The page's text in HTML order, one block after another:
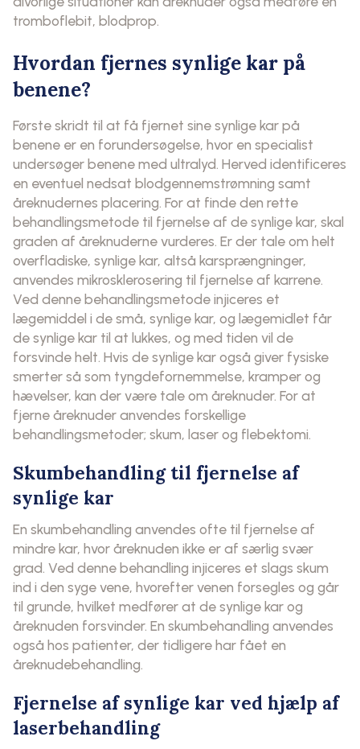
tromboflebit, blodprop.
Hvordan fjernes synlige kar på
benene?
Første skridt til at få fjernet sine synlige kar på
benene er en forundersøgelse, hvor en specialist
undersøger benene med ultralyd. Herved identificeres
en eventuel nedsat blodgennemstrømning samt
åreknudernes placering. For at finde den rette
behandlingsmetode til fjernelse af de synlige kar, skal
graden af åreknuderne vurderes. Er der tale om helt
overfladiske, synlige kar, altså karsprængninger,
anvendes mikrosklerosering til fjernelse af karrene.
Ved denne behandlingsmetode injiceres et
lægemiddel i de små, synlige kar, og lægemidlet får
de synlige kar til at lukkes, og med tiden vil de
forsvinde helt. Hvis de synlige kar også giver fysiske
smerter så som tyngdefornemmelse, kramper og
hævelser, kan der være tale om åreknuder. For at
fjerne åreknuder anvendes forskellige
behandlingsmetoder; skum, laser og flebektomi.
Skumbehandling til fjernelse af
synlige kar
En skumbehandling anvendes ofte til fjernelse af
mindre kar, hvor åreknuden ikke er af særlig svær
grad. Ved denne behandling injiceres et slags skum
ind i den syge vene, hvorefter venen forsegles og går
til grunde, hvilket medfører at de synlige kar og
åreknuden forsvinder. En skumbehandling anvendes
også hos patienter, der tidligere har fået en
åreknudebehandling.
Fjernelse af synlige kar ved hjælp af
laserbehandling